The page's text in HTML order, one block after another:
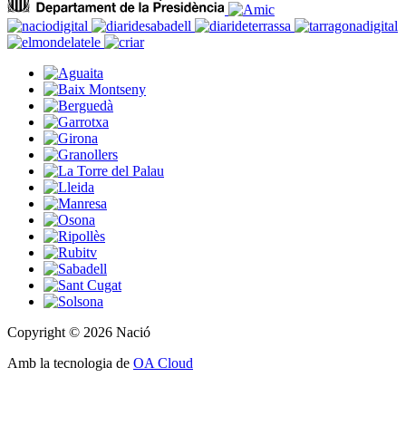
Copyright © 2026 Nació
Amb la tecnologia de OA Cloud